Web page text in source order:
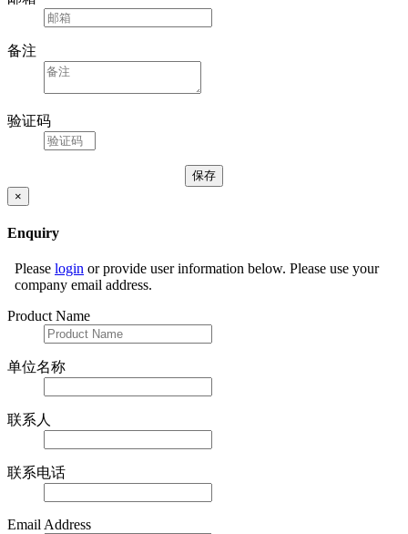
备注
验证码
×
Enquiry
Please login or provide user information below. Please use your
company email address.
Product Name
单位名称
联系人
联系电话
Email Address